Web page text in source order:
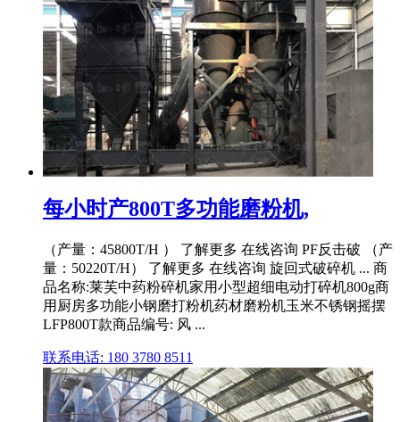
每小时产800T多功能磨粉机,
（产量：45800T/H ） 了解更多 在线咨询 PF反击破 （产
量：50220T/H） 了解更多 在线咨询 旋回式破碎机 ... 商
品名称:莱芙中药粉碎机家用小型超细电动打碎机800g商
用厨房多功能小钢磨打粉机药材磨粉机玉米不锈钢摇摆
LFP800T款商品编号: 风 ...
联系电话: 180 3780 8511